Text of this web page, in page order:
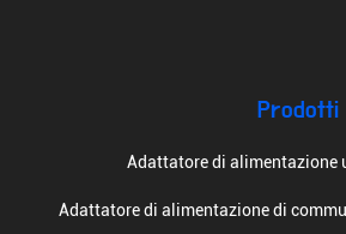
Prodotti
Adattatore di alimentazione
Adattatore di alimentazione di